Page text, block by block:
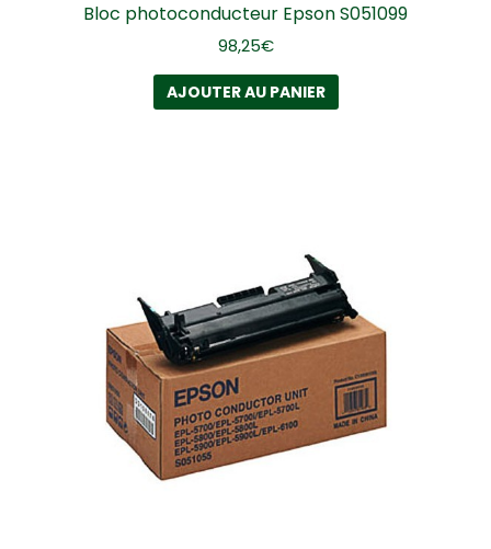
Bloc photoconducteur Epson S051099
98,25€
AJOUTER AU PANIER